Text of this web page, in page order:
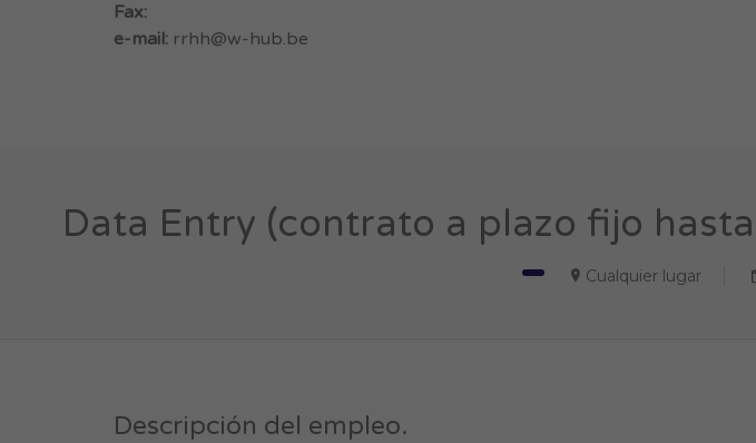
Fax:
e-mail: rrhh@w-hub.be
Data Entry (contrato a plazo fijo
Cualquier lugar
Descripción del empleo.